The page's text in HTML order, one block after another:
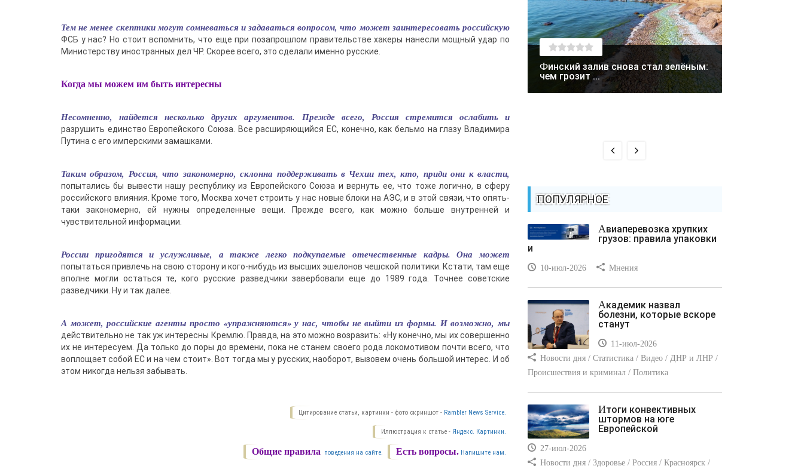
Тем не менее скептики могут сомневаться и задаваться вопросом, что может заинтересовать российскую
ФСБ у нас? Но стоит вспомнить, что еще при позапрошлом правительстве хакеры нанесли мощный удар по
Министерству иностранных дел ЧР. Скорее всего, это сделали именно русские.
Когда мы можем им быть интересны
Несомненно, найдется несколько других аргументов. Прежде всего, Россия стремится ослабить и
разрушить единство Европейского Союза. Все расширяющийся ЕС, конечно, как бельмо на глазу Владимира
Путина с его имперскими замашками.
Таким образом, Россия, что закономерно, склонна поддерживать в Чехии тех, кто, приди они к власти,
попытались бы вывести нашу республику из Европейского Союза и вернуть ее, что тоже логично, в сферу
российского влияния. Кроме того, Москва хочет строить у нас новые блоки на АЭС, и в этой связи, что опять-
таки закономерно, ей нужны определенные вещи. Прежде всего, как можно больше внутренней и
чувствительной информации.
России пригодятся и услужливые, а также легко подкупаемые отечественные кадры. Она может
попытаться привлечь на свою сторону и кого-нибудь из высших эшелонов чешской политики. Кстати, там еще
вполне могли остаться те, кого русские разведчики завербовали еще до 1989 года. Точнее советские
разведчики. Ну и так далее.
А может, российские агенты просто «упражняются» у нас, чтобы не выйти из формы. И возможно, мы
действительно не так уж интересны Кремлю. Правда, на это можно возразить: «Ну конечно, мы их совершенно
их не интересуем. Да только до поры до времени, пока не станем своего рода локомотивом почти всего, что
воплощает собой ЕС и на чем стоит». Вот тогда мы у русских, наоборот, вызовем очень большой интерес. И об
этом никогда нельзя забывать.
Цитирование статьи, картинки - фото скриншот - Rambler News Service.
Иллюстрация к статье - Яндекс. Картинки.
Есть вопросы. Напишите нам.
Общие правила поведения на сайте.
Финский залив снова стал зелёным:
чем грозит ...
ПОПУЛЯРНОЕ
Авиаперевозка хрупких
грузов: правила упаковки
и
10-июл-2026 Мнения
Академик назвал
болезни, которые вскоре
станут
11-июл-2026
Новости дня / Статистика / Видео / ДНР и ЛНР /
Происшествия и криминал / Политика
Итоги конвективных
штормов на юге
Европейской
27-июл-2026
Новости дня / Здоровье / Россия / Красноярск /